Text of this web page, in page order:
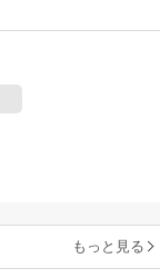
もっと見る